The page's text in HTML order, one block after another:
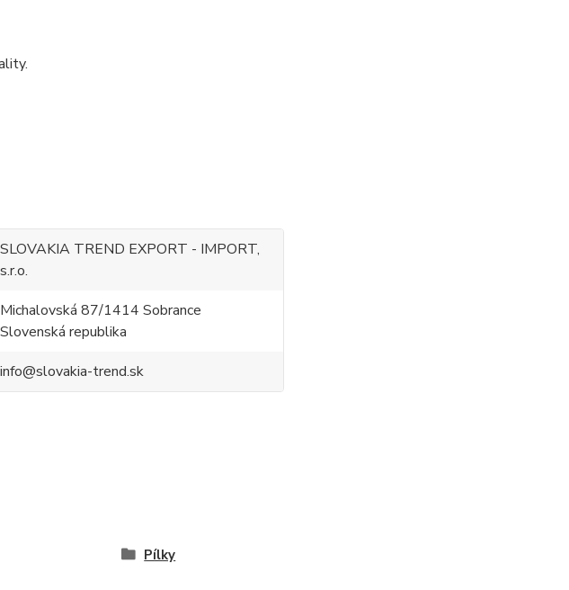
SLOVAKIA TREND EXPORT - IMPORT,
s.r.o.
Michalovská 87/1414 Sobrance
Slovenská republika
info@slovakia-trend.sk
Pílky